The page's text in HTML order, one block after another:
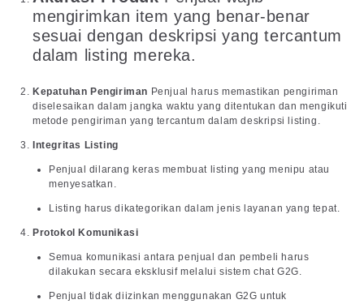
mengirimkan item yang benar-benar
sesuai dengan deskripsi yang tercantum
dalam listing mereka.
Kepatuhan Pengiriman Penjual harus memastikan pengiriman
diselesaikan dalam jangka waktu yang ditentukan dan mengikuti
metode pengiriman yang tercantum dalam deskripsi listing.
Integritas Listing
Penjual dilarang keras membuat listing yang menipu atau
menyesatkan.
Listing harus dikategorikan dalam jenis layanan yang tepat.
Protokol Komunikasi
Semua komunikasi antara penjual dan pembeli harus
dilakukan secara eksklusif melalui sistem chat G2G.
Penjual tidak diizinkan menggunakan G2G untuk